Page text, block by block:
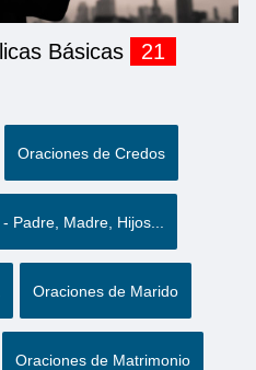
Básicas 21
Oraciones de Credos
Padre, Madre, Hijos...
Oraciones de Marido
Oraciones de Matrimonio